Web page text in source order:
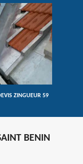
ZINGUEUR 59
BENIN